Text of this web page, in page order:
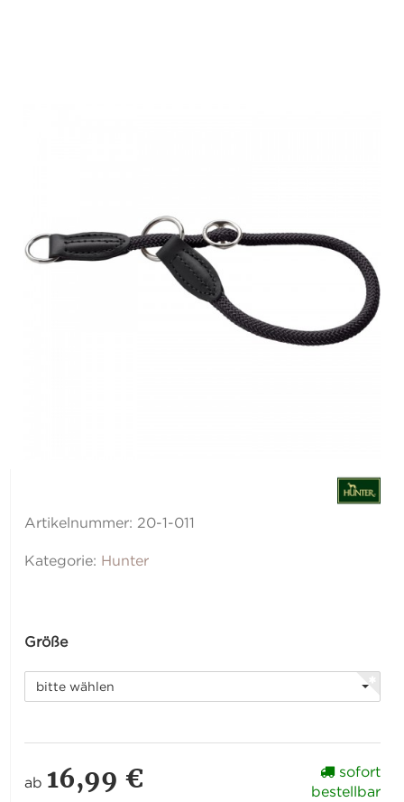
Artikelnummer: 20-1-011
Kategorie: Hunter
Größe
bitte wählen
ab 16,99 €
sofort
bestellbar